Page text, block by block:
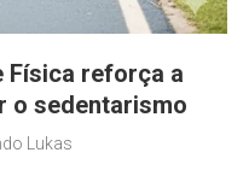
Física reforça a
o sedentarismo
Lukas